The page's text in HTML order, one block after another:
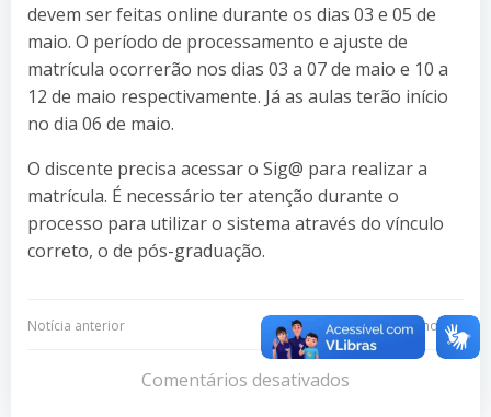
devem ser feitas online durante os dias 03 e 05 de
maio. O período de processamento e ajuste de
matrícula ocorrerão nos dias 03 a 07 de maio e 10 a
12 de maio respectivamente. Já as aulas terão início
no dia 06 de maio.
O discente precisa acessar o Sig@ para realizar a
matrícula. É necessário ter atenção durante o
processo para utilizar o sistema através do vínculo
correto, o de pós-graduação.
Navegação
Notícia anterior
Navegação
de
Próxima notícia
Comentários desativados